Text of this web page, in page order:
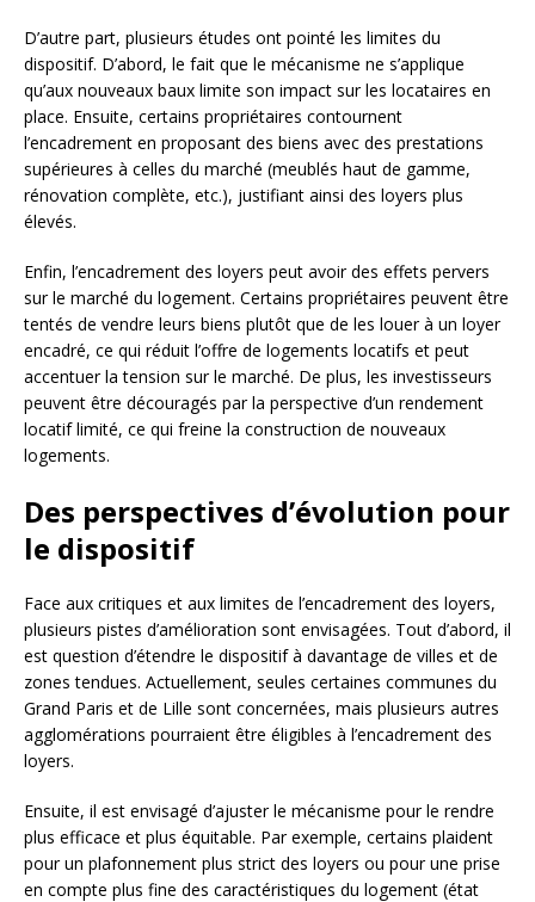
D’autre part, plusieurs études ont pointé les limites du
dispositif. D’abord, le fait que le mécanisme ne s’applique
qu’aux nouveaux baux limite son impact sur les locataires en
place. Ensuite, certains propriétaires contournent
l’encadrement en proposant des biens avec des prestations
supérieures à celles du marché (meublés haut de gamme,
rénovation complète, etc.), justifiant ainsi des loyers plus
élevés.
Enfin, l’encadrement des loyers peut avoir des effets pervers
sur le marché du logement. Certains propriétaires peuvent être
tentés de vendre leurs biens plutôt que de les louer à un loyer
encadré, ce qui réduit l’offre de logements locatifs et peut
accentuer la tension sur le marché. De plus, les investisseurs
peuvent être découragés par la perspective d’un rendement
locatif limité, ce qui freine la construction de nouveaux
logements.
Des perspectives d’évolution pour
le dispositif
Face aux critiques et aux limites de l’encadrement des loyers,
plusieurs pistes d’amélioration sont envisagées. Tout d’abord, il
est question d’étendre le dispositif à davantage de villes et de
zones tendues. Actuellement, seules certaines communes du
Grand Paris et de Lille sont concernées, mais plusieurs autres
agglomérations pourraient être éligibles à l’encadrement des
loyers.
Ensuite, il est envisagé d’ajuster le mécanisme pour le rendre
plus efficace et plus équitable. Par exemple, certains plaident
pour un plafonnement plus strict des loyers ou pour une prise
en compte plus fine des caractéristiques du logement (état